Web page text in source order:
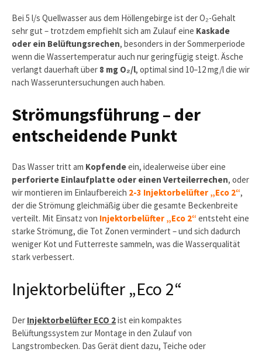
Bei 5 l/s Quellwasser aus dem Höllengebirge ist der O₂-Gehalt
sehr gut – trotzdem empfiehlt sich am Zulauf eine Kaskade
oder ein Belüftungsrechen, besonders in der Sommerperiode
wenn die Wassertemperatur auch nur geringfügig steigt. Äsche
verlangt dauerhaft über 8 mg O₂/l, optimal sind 10–12 mg/l die wir
nach Wasseruntersuchungen auch haben.
Strömungsführung – der
entscheidende Punkt
Das Wasser tritt am Kopfendeein, idealerweise über eine
perforierte Einlaufplatte oder einen Verteilerrechen, oder
wir montieren im Einlaufbereich 2-3 Injektorbelüfter „Eco 2“,
der die Strömung gleichmäßig über die gesamte Beckenbreite
verteilt. Mit Einsatz von Injektorbelüfter „Eco 2“ entsteht eine
starke Strömung, die Tot Zonen vermindert – und sich dadurch
weniger Kot und Futterreste sammeln, was die Wasserqualität
stark verbessert.
Injektorbelüfter „Eco 2“
Der Injektorbelüfter ECO 2ist ein kompaktes
Belüftungssystem zur Montage in den Zulauf von
Langstrombecken. Das Gerät dient dazu, Teiche oder